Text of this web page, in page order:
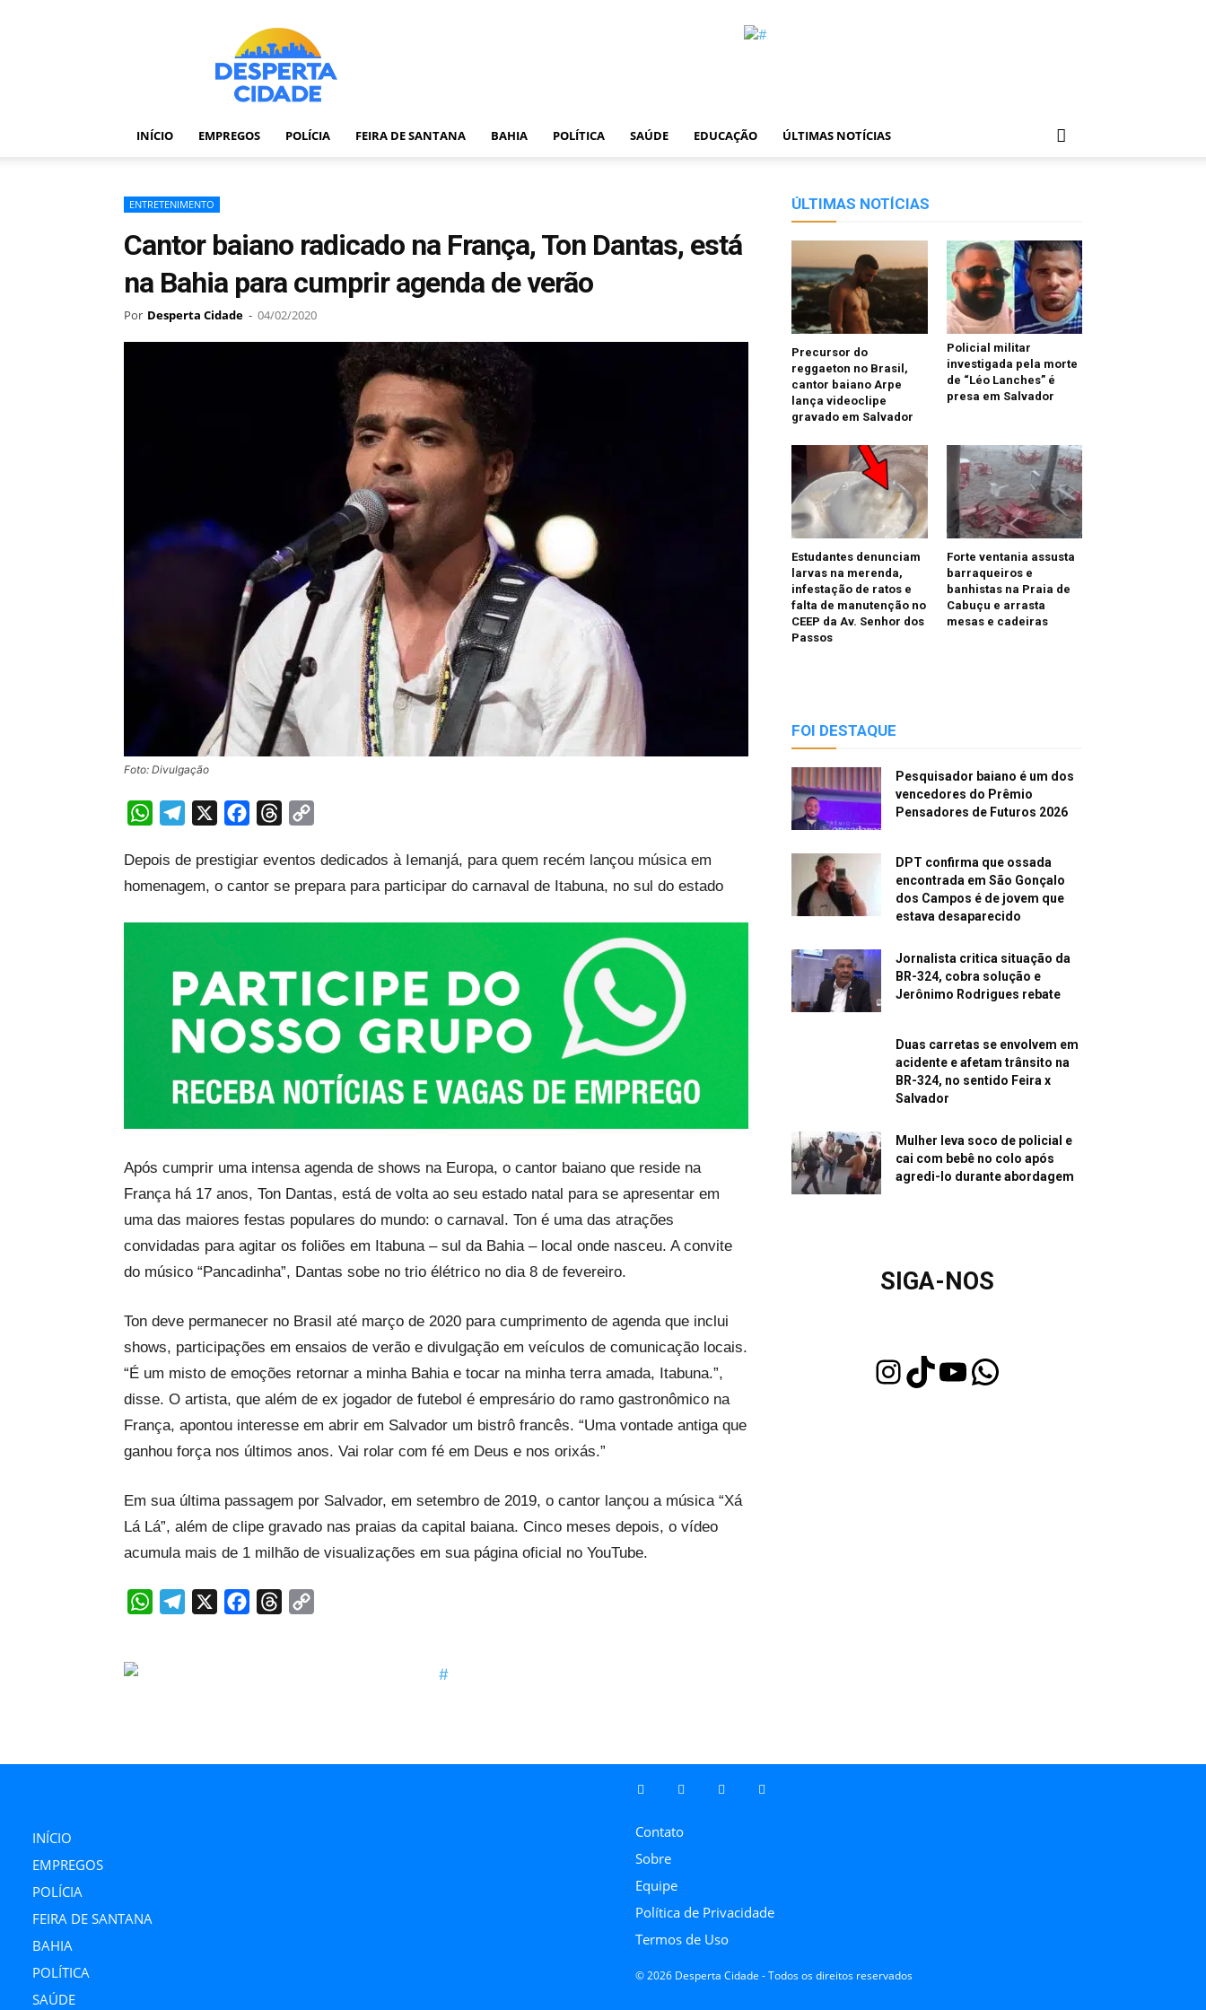
Desperta
Cidade
–
Portal
notícias
Bahia
INÍCIO EMPREGOS POLÍCIA FEIRA DE SANTANA BAHIA POLÍTICA SAÚDE EDUCAÇÃO ÚLTIMAS NOTÍCIAS
ENTRETENIMENTO
Cantor baiano radicado na França, Ton Dantas, está
na Bahia para cumprir agenda de verão
Por Desperta Cidade - 04/02/2020
Foto: Divulgação
WhatsAppTelegram FacebookThreads
Depois de prestigiar eventos dedicados à Iemanjá, para quem recém lançou música em
homenagem, o cantor se prepara para participar do carnaval de Itabuna, no sul do estado
Após cumprir uma intensa agenda de shows na Europa, o cantor baiano que reside na
França há 17 anos, Ton Dantas, está de volta ao seu estado natal para se apresentar em
uma das maiores festas populares do mundo: o carnaval. Ton é uma das atrações
convidadas para agitar os foliões em Itabuna – sul da Bahia – local onde nasceu. A convite
do músico “Pancadinha”, Dantas sobe no trio élétrico no dia 8 de fevereiro.
Ton deve permanecer no Brasil até março de 2020 para cumprimento de agenda que inclui
shows, participações em ensaios de verão e divulgação em veículos de comunicação locais.
“É um misto de emoções retornar a minha Bahia e tocar na minha terra amada, Itabuna.”,
disse. O artista, que além de ex jogador de futebol é empresário do ramo gastronômico na
França, apontou interesse em abrir em Salvador um bistrô francês. “Uma vontade antiga que
ganhou força nos últimos anos. Vai rolar com fé em Deus e nos orixás.”
Em sua última passagem por Salvador, em setembro de 2019, o cantor lançou a música “Xá
Lá Lá”, além de clipe gravado nas praias da capital baiana. Cinco meses depois, o vídeo
acumula mais de 1 milhão de visualizações em sua página oficial no YouTube.
WhatsAppTelegram FacebookThreads
ÚLTIMAS NOTÍCIAS
Precursor do
reggaeton no Brasil,
cantor baiano Arpe
lança videoclipe
gravado em Salvador
Policial militar
investigada pela morte
de “Léo Lanches” é
presa em Salvador
Estudantes denunciam
larvas na merenda,
infestação de ratos e
falta de manutenção no
CEEP da Av. Senhor dos
Passos
Forte ventania assusta
barraqueiros e
banhistas na Praia de
Cabuçu e arrasta
mesas e cadeiras
FOI DESTAQUE
Pesquisador baiano é um dos
vencedores do Prêmio
Pensadores de Futuros 2026
DPT confirma que ossada
encontrada em São Gonçalo
dos Campos é de jovem que
estava desaparecido
Jornalista critica situação da
BR-324, cobra solução e
Jerônimo Rodrigues rebate
Duas carretas se envolvem em
acidente e afetam trânsito na
BR-324, no sentido Feira x
Salvador
Mulher leva soco de policial e
cai com bebê no colo após
agredi-lo durante abordagem
SIGA-NOS
InstagramTikTok Youtube WhatsApp
INÍCIO
EMPREGOS
POLÍCIA
FEIRA DE SANTANA
BAHIA
POLÍTICA
SAÚDE
Contato
Sobre
Equipe
Política de Privacidade
Termos de Uso
© 2026 Desperta Cidade - Todos os direitos reservados